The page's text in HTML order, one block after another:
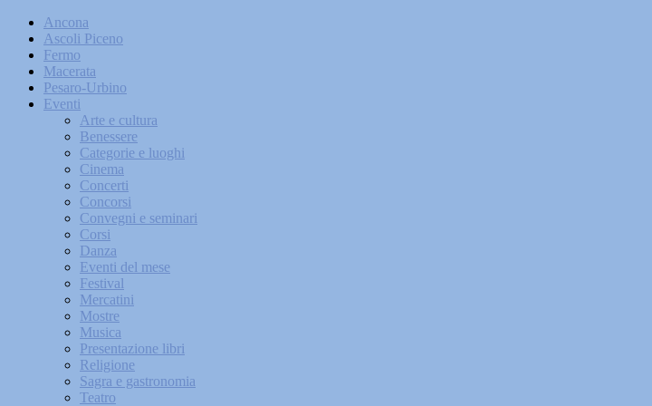
Ancona
Ascoli Piceno
Fermo
Macerata
Pesaro-Urbino
Eventi
Arte e cultura
Benessere
Categorie e luoghi
Cinema
Concerti
Concorsi
Convegni e seminari
Corsi
Danza
Eventi del mese
Festival
Mercatini
Mostre
Musica
Presentazione libri
Religione
Sagra e gastronomia
Teatro